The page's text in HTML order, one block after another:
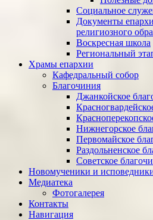
Социальное
Документы
религиозного
Воскресная школа
Региональный
Храмы епархии
Кафедральный собор
Благочиния
Джанкойское
Нижнегорское
Первомайское
Раздольненское
Советское
Новомученики и
Медиатека
Фотогалерея
Контакты
Навигация